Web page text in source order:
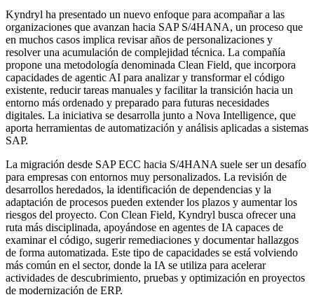
Kyndryl ha presentado un nuevo enfoque para acompañar a las
organizaciones que avanzan hacia SAP S/4HANA, un proceso que
en muchos casos implica revisar años de personalizaciones y
resolver una acumulación de complejidad técnica. La compañía
propone una metodología denominada Clean Field, que incorpora
capacidades de agentic AI para analizar y transformar el código
existente, reducir tareas manuales y facilitar la transición hacia un
entorno más ordenado y preparado para futuras necesidades
digitales. La iniciativa se desarrolla junto a Nova Intelligence, que
aporta herramientas de automatización y análisis aplicadas a sistemas
SAP.
La migración desde SAP ECC hacia S/4HANA suele ser un desafío
para empresas con entornos muy personalizados. La revisión de
desarrollos heredados, la identificación de dependencias y la
adaptación de procesos pueden extender los plazos y aumentar los
riesgos del proyecto. Con Clean Field, Kyndryl busca ofrecer una
ruta más disciplinada, apoyándose en agentes de IA capaces de
examinar el código, sugerir remediaciones y documentar hallazgos
de forma automatizada. Este tipo de capacidades se está volviendo
más común en el sector, donde la IA se utiliza para acelerar
actividades de descubrimiento, pruebas y optimización en proyectos
de modernización de ERP.